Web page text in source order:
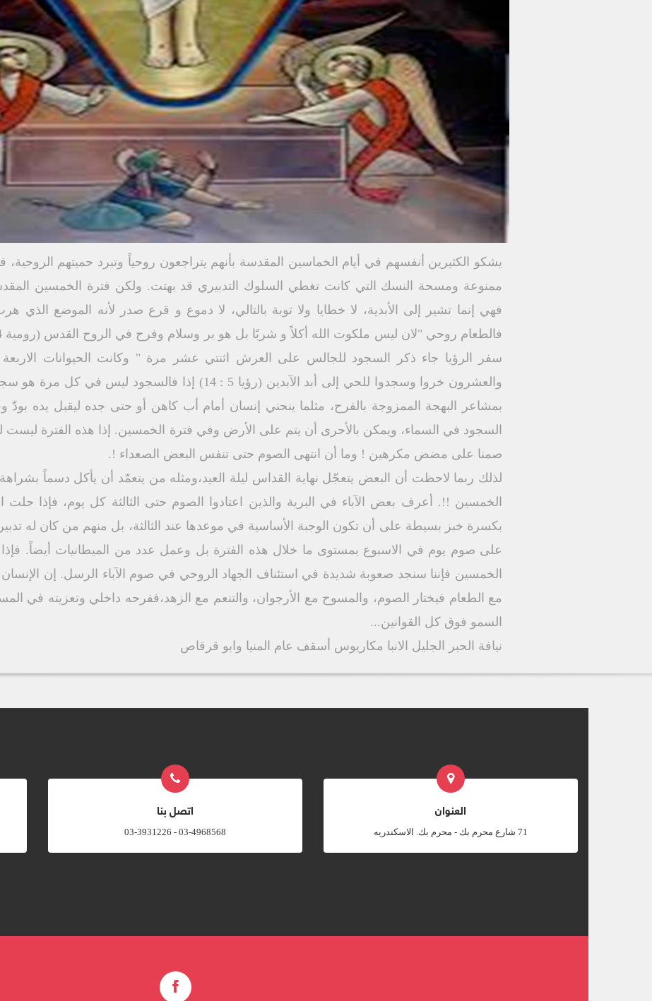
يشكو الكثيرين أنفسهم في أيام الخماسين المقدسة بأنهم يتراجعون روحياً وتبرد حميتهم
ممنوعة ومسحة النسك التي كانت تغطي السلوك التدبيري قد بهتت. ولكن فترة الخمسين
فهي إنما تشير إلى الأبدية، لا خطايا ولا توبة بالتالي، لا دموع و قرع صدر لأنه الموضع الذي
سفر الرؤيا جاء ذكر السجود للجالس على العرش اثنتي عشر مرة " وكانت الحيوانات الاربعة
والعشرون خروا وسجدوا للحي إلى أبد الآبدين (رؤيا 5 : 14) إذا
بمشاعر البهجة الممزوجة بالفرح، مثلما ينحني إنسان أمام أب كاهن أو حتى جده ليقبل يده
السجود في السماء، ويمكن بالأحرى أن يتم على الأرض وفي فترة الخمسين. إذا هذه الفترة ليست
صمنا على مضض مكرهين ! وما أن انتهى الصوم حتى تنفس البعض الصعداء !.
لذلك ربما لاحظت أن البعض يتعجّل نهاية القداس ليلة العيد،ومثله من يتعمّد أن يأكل دسماً
الخمسين !!. أعرف بعض الآباء في البرية والذين اعتادوا الصوم حتى الثالثة كل يوم، فإذا
بكسرة خبز بسيطة على أن تكون الوجبة الأساسية في موعدها عند الثالثة، بل منهم من كان له
على صوم يوم في الاسبوع بمستوى ما خلال هذه الفترة بل وعمل عدد من الميطانيات أيضاً.
الخمسين فإننا سنجد صعوبة شديدة في استئناف الجهاد الروحي في صوم الآباء الرسل. إن
مع الطعام فيختار الصوم، والمسوح مع الأرجوان، والتنعم مع الزهد،ففرحه داخلي وتعزيته في
السمو فوق كل القوانين...
نيافة الحبر الجليل الانبا مكاريوس أسقف عام المنيا وابو قرقاص
العنوان
‎71 شارع محرم بك - محرم بك. الاسكندريه
اتصل بنا
03-4968568 - 03-3931226